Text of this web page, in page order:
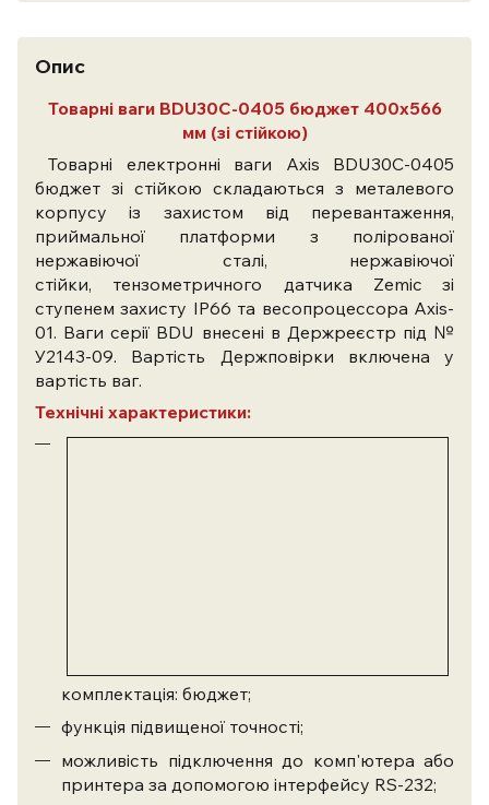
Опис
Товарні ваги BDU30C-0405 бюджет 400х566
мм (зі стійкою)
Товарні електронні ваги Axis BDU30C-0405
бюджет зі стійкою складаються з металевого
корпусу із захистом від перевантаження,
приймальної платформи з полірованої
нержавіючої сталі, нержавіючої
стійки, тензометричного датчика Zemic зі
ступенем захисту IP66 та весопроцессора Axis-
01. Ваги серії BDU внесені в Держреєстр під №
У2143-09. Вартість Держповірки включена у
вартість ваг.
Технічні характеристики:
комплектація: бюджет;
функція підвищеної точності;
можливість підключення до комп'ютера або
принтера за допомогою інтерфейсу RS-232;